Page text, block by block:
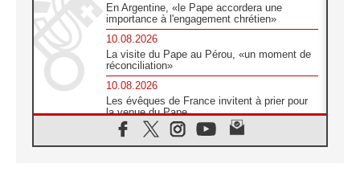
En Argentine, «le Pape accordera une
importance à l'engagement chrétien»
10.08.2026
La visite du Pape au Pérou, «un moment de
réconciliation»
10.08.2026
Les évêques de France invitent à prier pour
la venue du Pape
10.08.2026
Création d'un réseau des médias catholiques